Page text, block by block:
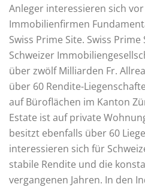
Anleger interessieren sich
Immobilienfirmen
Swiss Prime Site. Swiss
Schweizer
über zwölf Milliarden Fr.
über 60 Rendite-
auf Büroflächen im Kanton
Estate ist auf private
besitzt ebenfalls über 60
interessieren sich für
stabile Rendite und die
vergangenen Jahren. In den